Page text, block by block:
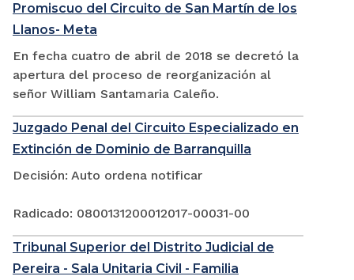
Promiscuo del Circuito de San Martín de los
Llanos- Meta
En fecha cuatro de abril de 2018 se decretó la
apertura del proceso de reorganización al
señor William Santamaria Caleño.
Juzgado Penal del Circuito Especializado en
Extinción de Dominio de Barranquilla
Decisión: Auto ordena notificar
Radicado: 0800131200012017-00031-00
Tribunal Superior del Distrito Judicial de
Pereira - Sala Unitaria Civil - Familia